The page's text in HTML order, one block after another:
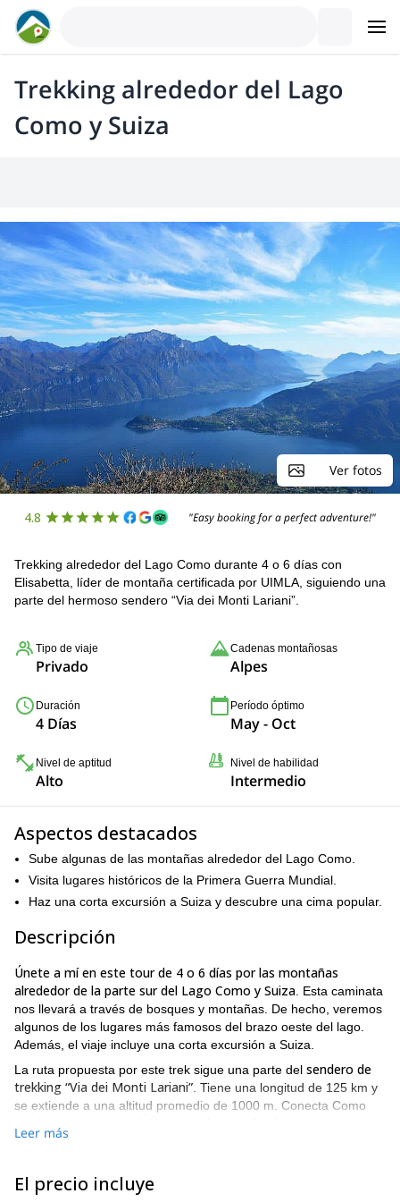
Trekking alrededor del Lago
Como y Suiza
Ver fotos
4.8 "Easy booking for a perfect adventure!"
Trekking alrededor del Lago Como durante 4 o 6 días con
Elisabetta, líder de montaña certificada por UIMLA, siguiendo una
parte del hermoso sendero “Via dei Monti Lariani”.
Tipo de viaje
Privado
Cadenas montañosas
Alpes
Duración
4 Días
Período óptimo
May - Oct
Nivel de aptitud
Alto
Nivel de habilidad
Intermedio
Aspectos destacados
Sube algunas de las montañas alrededor del Lago Como.
Visita lugares históricos de la Primera Guerra Mundial.
Haz una corta excursión a Suiza y descubre una cima popular.
Descripción
Únete a mí en este tour de 4 o 6 días por las montañas
alrededor de la parte sur del Lago Como y Suiza . Esta caminata
nos llevará a través de bosques y montañas. De hecho, veremos
algunos de los lugares más famosos del brazo oeste del lago.
Además, el viaje incluye una corta excursión a Suiza.
La ruta propuesta por este trek sigue una parte del sendero de
trekking “Via dei Monti Lariani” . Tiene una longitud de 125 km y
se extiende a una altitud promedio de 1000 m. Conecta Como
comenzando desdeMenaggio
Leer más
El precio incluye